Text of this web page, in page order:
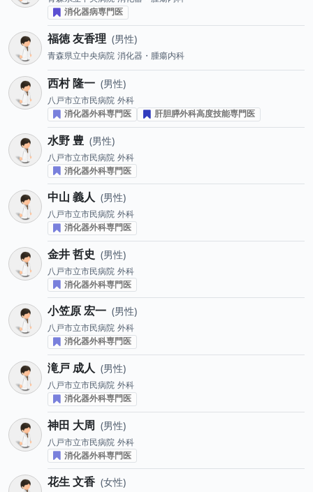
消化器病専門医
福徳 友香理 男性
青森県立中央病院 消化器・腫瘍内科
西村 隆一 男性
八戸市立市民病院 外科
消化器外科専門医
肝胆膵外科高度技能専門医
水野 豊 男性
八戸市立市民病院 外科
消化器外科専門医
中山 義人 男性
八戸市立市民病院 外科
消化器外科専門医
金井 哲史 男性
八戸市立市民病院 外科
消化器外科専門医
小笠原 宏一 男性
八戸市立市民病院 外科
消化器外科専門医
滝戸 成人 男性
八戸市立市民病院 外科
消化器外科専門医
神田 大周 男性
八戸市立市民病院 外科
消化器外科専門医
花生 文香 女性